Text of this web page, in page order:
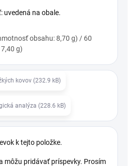
uvedená na obale.
obsahu: 8,70 g) / 60
g)
kovov (232.9 kB)
analýza (228.6 kB)
k tejto položke.
môžu pridávať príspevky. Prosím